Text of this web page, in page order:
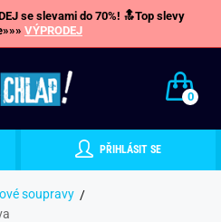
se slevami do 70%! 🔝Top slevy
VÝPRODEJ
0
PŘIHLÁSIT SE
soupravy